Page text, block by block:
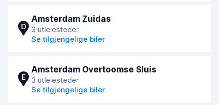
D
Amsterdam Zuidas
3 utleiesteder
Se tilgjengelige biler
E
Amsterdam Overtoomse Sluis
3 utleiesteder
Se tilgjengelige biler